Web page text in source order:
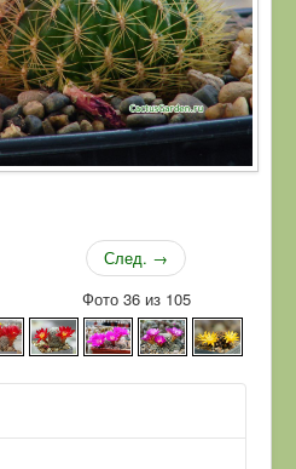
След. →
Фото 36 из 105